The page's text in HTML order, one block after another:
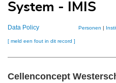
System - IMIS
Data Policy Personen |
[ meld een fout in dit record ]
Cellenconcept